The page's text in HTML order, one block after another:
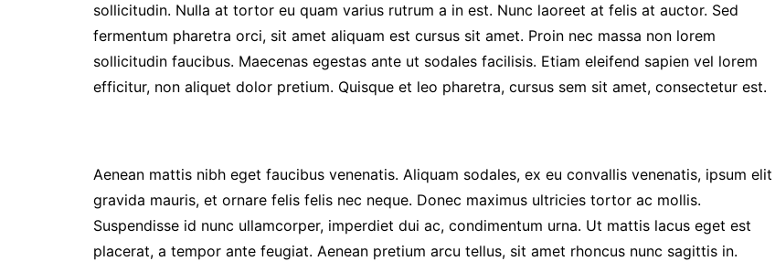
sollicitudin. Nulla at tortor eu quam varius rutrum a in est. Nunc laoreet at felis at auctor. Sed
fermentum pharetra orci, sit amet aliquam est cursus sit amet. Proin nec massa non lorem
sollicitudin faucibus. Maecenas egestas ante ut sodales facilisis. Etiam eleifend sapien vel lorem
efficitur, non aliquet dolor pretium. Quisque et leo pharetra, cursus sem sit amet, consectetur est.
Aenean mattis nibh eget faucibus venenatis. Aliquam sodales, ex eu convallis venenatis, ipsum elit
gravida mauris, et ornare felis felis nec neque. Donec maximus ultricies tortor ac mollis.
Suspendisse id nunc ullamcorper, imperdiet dui ac, condimentum urna. Ut mattis lacus eget est
placerat, a tempor ante feugiat. Aenean pretium arcu tellus, sit amet rhoncus nunc sagittis in.